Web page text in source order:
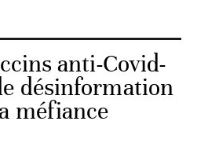
anti-Covid-
désinformation
méfiance